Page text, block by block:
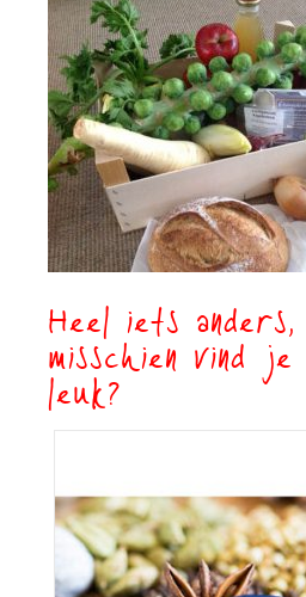
Heel iets anders,
misschien vind
leuk?